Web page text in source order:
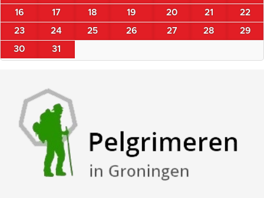
16 17 18 19 20 21 22
23 24 25 26 27 28 29
30 31